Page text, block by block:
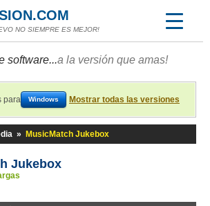
NO SIEMPRE ES MEJOR!
software...a la versión que amas!
para Windows Mostrar todas las versiones
» MusicMatch Jukebox
Jukebox